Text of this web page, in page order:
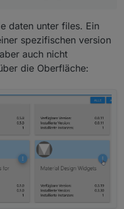
daten unter files. Ein
spezifischen version
auch nicht
die Oberfläche: